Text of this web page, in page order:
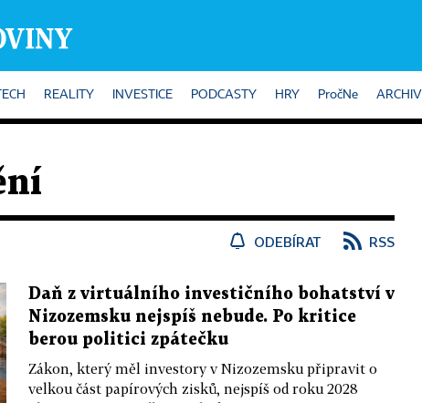
TECH REALITY INVESTICE PODCASTY HRY PročNe ARCHIV
ODEBÍRAT RSS
Daň z virtuálního investičního bohatství v
Nizozemsku nejspíš nebude. Po kritice
berou politici zpátečku
Zákon, který měl investory v Nizozemsku připravit o
velkou část papírových zisků, nejspíš od roku 2028